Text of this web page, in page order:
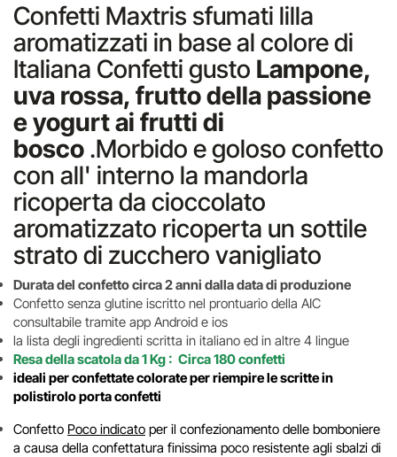
Confetti Maxtris sfumati lilla
aromatizzati in base al colore di
Italiana Confetti gusto Lampone,
uva rossa, frutto della passione
e yogurt ai frutti di
bosco .Morbido e goloso confetto
con all' interno la mandorla
ricoperta da cioccolato
aromatizzato ricoperta un sottile
strato di zucchero vanigliato
Durata del confetto circa 2 anni dalla data di produzione
Confetto senza glutine iscritto nel prontuario della AIC
consultabile tramite app Android e ios
la lista degli ingredienti scritta in italiano ed in altre 4 lingue
Resa della scatola da 1 Kg : Circa 180 confetti
ideali per confettate colorateper riempire le scritte in
polistirolo porta confetti
Confetto Poco indicato per il confezionamento delle bomboniere
a causa della confettatura finissima poco resistente agli sbalzi di